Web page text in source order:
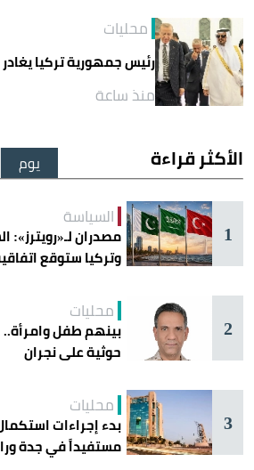
محليات
رئيس جمهورية تركيا
منذ ساعة
الأكثر قراءة يوم
1
السياسة
مصدران لـ«رويترز»:
وتركيا ستوقع
2
محليات
حوثية على نجران
3
محليات
مستفيداً في جدة